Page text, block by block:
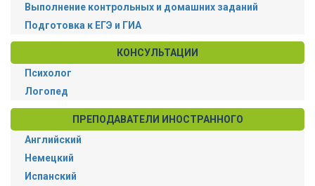
Выполнение контрольных и домашних заданий
Подготовка к ЕГЭ и ГИА
КОНСУЛЬТАЦИИ
Психолог
Логопед
ПРЕПОДАВАТЕЛИ ИНОСТРАННОГО
Английский
Немецкий
Испанский